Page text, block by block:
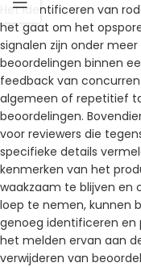
Het identificeren van
het gaat om het
signalen zijn onder
beoordelingen binnen
feedback van
algemeen of repetitief
beoordelingen.
voor reviewers die
specifieke details
kenmerken van het
waakzaam te blijven en
loep te nemen, kunnen
genoeg identificeren en
het melden ervan aan
verwijderen van